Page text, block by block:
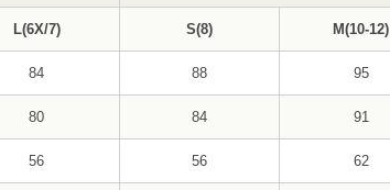
L(6X/7) S(8) M(10-12)
84 88 95
80 84 91
56 56 62